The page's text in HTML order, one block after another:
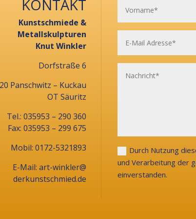
KONTAKT
Kunstschmiede &
Metallskulpturen
Knut Winkler
Dorfstraße 6
Panschwitz – Kuckau
OT Säuritz
Tel.: 035953 – 290 360
Fax: 035953 – 299 675
Mobil: 0172-5321893
E-Mail: art-winkler@
derkunstschmied.de
Durch Nutzung
und Verarbeitung der
einverstanden.